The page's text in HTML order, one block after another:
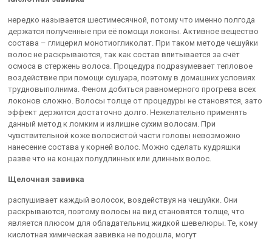
нередко называется шестимесячной, потому что именно полгода
держатся полученные при её помощи локоны. Активное вещество
состава – глицерил монотиогликолат. При таком методе чешуйки
волос не раскрываются, так как состав впитывается за счёт
осмоса в стержень волоса. Процедура подразумевает тепловое
воздействие при помощи сушуара, поэтому в домашних условиях
трудновыполнима. Феном добиться равномерного прогрева всех
локонов сложно. Волосы толще от процедуры не становятся, зато
эффект держится достаточно долго. Нежелательно применять
данный метод к ломким и излишне сухим волосам. При
чувствительной коже волосистой части головы невозможно
нанесение состава у корней волос. Можно сделать кудряшки
разве что на концах полудлинных или длинных волос.
Щелочная завивка
распушивает каждый волосок, воздействуя на чешуйки. Они
раскрываются, поэтому волосы на вид становятся толще, что
является плюсом для обладательниц жидкой шевелюры. Те, кому
кислотная химическая завивка не подошла, могут